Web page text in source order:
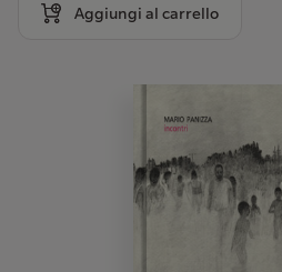
Aggiungi al carrello